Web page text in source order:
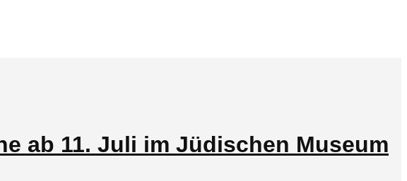
ab 11. Juli im Jüdischen Museum